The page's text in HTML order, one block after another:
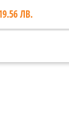
ЛВ.